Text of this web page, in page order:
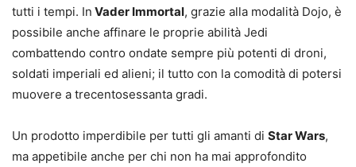
tutti i tempi. In Vader Immortal, grazie alla modalità Dojo, è
possibile anche affinare le proprie abilità Jedi
combattendo contro ondate sempre più potenti di droni,
soldati imperiali ed alieni; il tutto con la comodità di potersi
muovere a trecentosessanta gradi.
Un prodotto imperdibile per tutti gli amanti di Star Wars,
ma appetibile anche per chi non ha mai approfondito